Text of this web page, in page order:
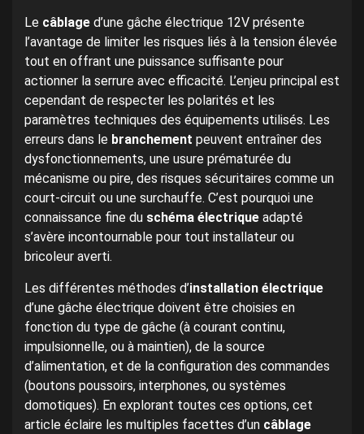
Le câblage d’une gâche électrique 12V présente
l’avantage de limiter les risques liés à la tension élevée
tout en offrant une puissance suffisante pour
actionner la serrure avec efficacité. L’enjeu principal est
cependant de respecter les polarités et les
paramètres techniques des équipements utilisés. Les
erreurs dans le branchement peuvent entraîner des
dysfonctionnements, une usure prématurée du
mécanisme ou pire, des risques sécuritaires comme un
court-circuit ou une surchauffe. C’est pourquoi une
connaissance fine du schéma électrique adapté
s’avère incontournable pour tout installateur ou
bricoleur averti.
Les différentes méthodes d’installation électrique
d’une gâche électrique doivent être choisies en
fonction du type de gâche (à courant continu,
impulsionnelle, ou à maintien), de la source
d’alimentation, et de la configuration des commandes
(boutons poussoirs, interphones, ou systèmes
domotiques). En explorant toutes ces options, cet
article éclaire les multiples facettes d’un câblage